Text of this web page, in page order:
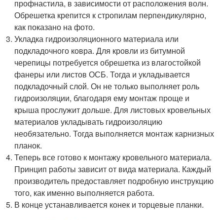
профнастила, в зависимости от расположения волн.
Обрешетка крепится к стропилам перпендикулярно,
как показано на фото.
Укладка гидроизоляционного материала или
подкладочного ковра. Для кровли из битумной
черепицы потребуется обрешетка из влагостойкой
фанеры или листов ОСБ. Тогда и укладывается
подкладочный слой. Он не только выполняет роль
гидроизоляции, благодаря ему монтаж проще и
крыша прослужит дольше. Для листовых кровельных
материалов укладывать гидроизоляцию
необязательно. Тогда выполняется монтаж карнизных
планок.
Теперь все готово к монтажу кровельного материала.
Принцип работы зависит от вида материала. Каждый
производитель предоставляет подробную инструкцию
того, как именно выполняется работа.
В конце устанавливается конек и торцевые планки.